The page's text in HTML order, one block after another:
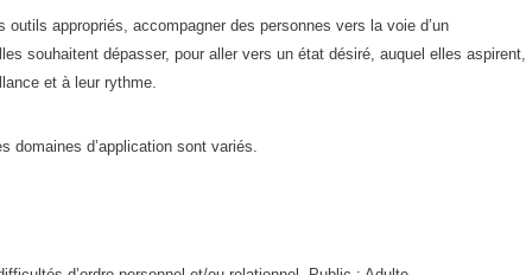
appropriés, accompagner des personnes vers la voie d’un
souhaitent dépasser, pour aller vers un état désiré, auquel elles aspirent,
et à leur rythme.
domaines d’application sont variés.